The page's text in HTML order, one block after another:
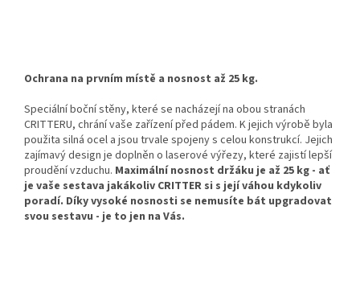
Ochrana na prvním místě a nosnost až 25 kg.
Speciální boční stěny, které se nacházejí na obou stranách
CRITTERU, chrání vaše zařízení před pádem. K jejich výrobě byla
použita silná ocel a jsou trvale spojeny s celou konstrukcí. Jejich
zajímavý design je doplněn o laserové výřezy, které zajistí lepší
proudění vzduchu. Maximální nosnost držáku je až 25 kg - ať
je vaše sestava jakákoliv CRITTER si s její váhou kdykoliv
poradí. Díky vysoké nosnosti se nemusíte bát upgradovat
svou sestavu - je to jen na Vás.